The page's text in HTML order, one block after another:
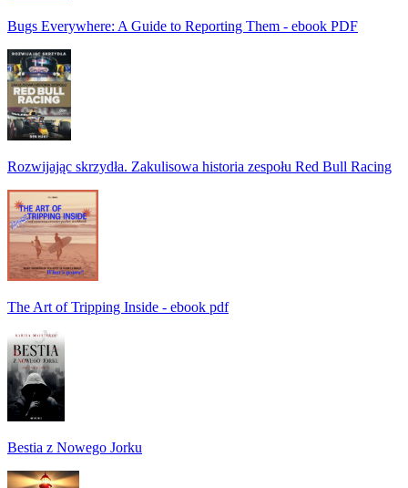
Bugs Everywhere: A Guide to Reporting Them - ebook PDF
Rozwijając skrzydła. Zakulisowa historia zespołu Red Bull Racing
The Art of Tripping Inside - ebook pdf
Bestia z Nowego Jorku